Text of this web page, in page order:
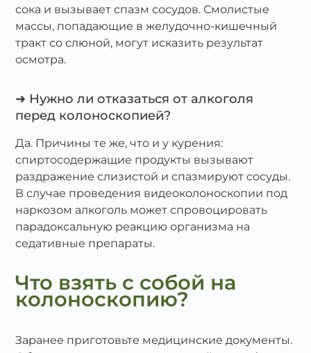
сока и вызывает спазм сосудов. Смолистые
массы, попадающие в желудочно-кишечный
тракт со слюной, могут исказить результат
осмотра.
➜ Нужно ли отказаться от алкоголя
перед колоноскопией?
Да. Причины те же, что и у курения:
спиртосодержащие продукты вызывают
раздражение слизистой и спазмируют сосуды.
В случае проведения видеоколоноскопии под
наркозом алкоголь может спровоцировать
парадоксальную реакцию организма на
седативные препараты.
Что взять с собой на
колоноскопию?
Заранее приготовьте медицинские документы.